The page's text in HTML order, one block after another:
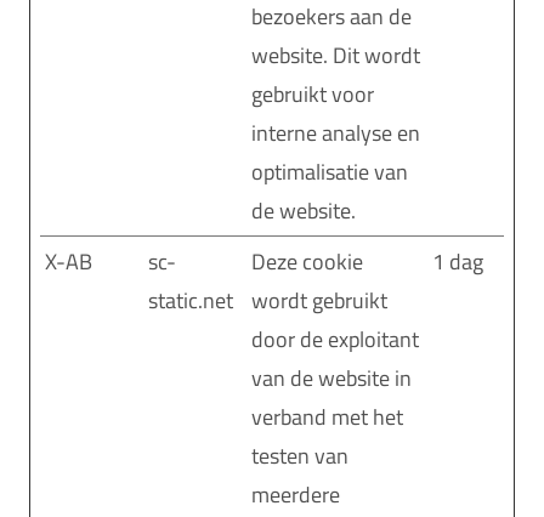
bezoekers aan de
website. Dit wordt
gebruikt voor
interne analyse en
optimalisatie van
de website.
X-AB
sc-
static.net
Deze cookie
wordt gebruikt
door de exploitant
van de website in
verband met het
testen van
meerdere
1 dag